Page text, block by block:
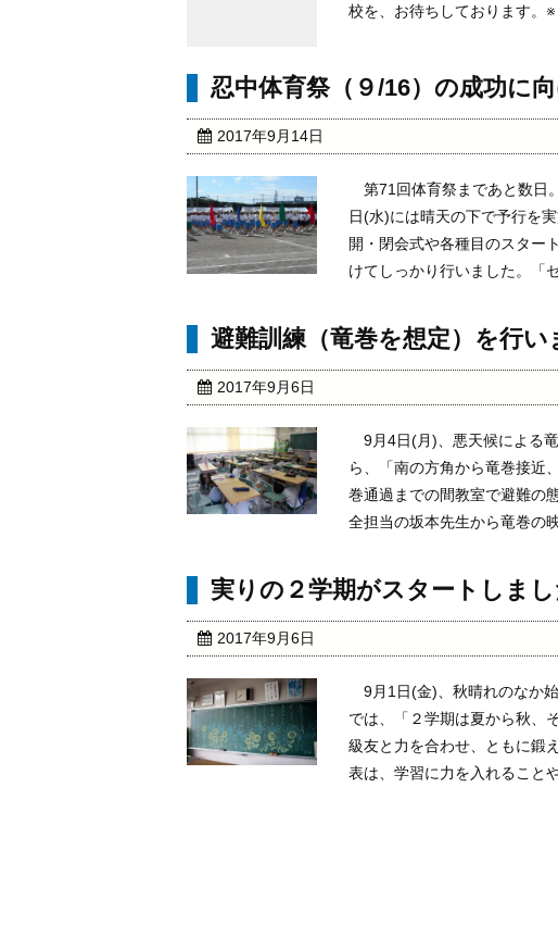
校を、お待ちしております。※
忍中体育祭（９/16）の成功に
2017年9月14日
第71回体育祭まであと数日
日(水)には晴天の下で予行を
開・閉会式や各種目のスター
けてしっかり行いました。「ゼ
避難訓練（竜巻を想定）を行い
2017年9月6日
9月4日(月)、悪天候による
ら、「南の方角から竜巻接近
巻通過までの間教室で避難の
全担当の坂本先生から竜巻の
実りの２学期がスタートしまし
2017年9月6日
9月1日(金)、秋晴れのなか
では、「２学期は夏から秋、
級友と力を合わせ、ともに鍛
表は、学習に力を入れることや